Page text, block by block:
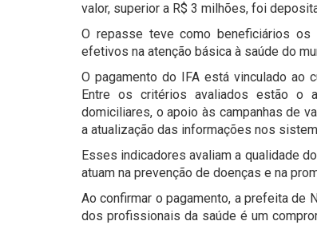
valor, superior a R$ 3 milhões, foi
O repasse teve como beneficiários os
efetivos na atenção básica à saúde do
O pagamento do IFA está vinculado ao
Entre os critérios avaliados estão o
domiciliares, o apoio às campanhas de
a atualização das informações nos
Esses indicadores avaliam a qualidade
atuam na prevenção de doenças e na
Ao confirmar o pagamento, a prefeita de
dos profissionais da saúde é um